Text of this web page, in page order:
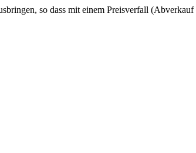
so dass mit einem Preisverfall (Abverkauf